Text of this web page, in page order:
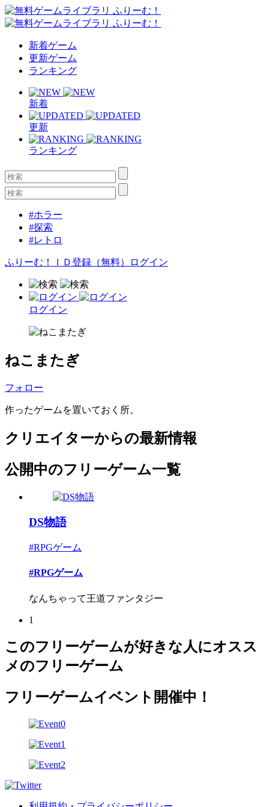
新着ゲーム
更新ゲーム
ランキング
新着
更新
ランキング
#ホラー
#探索
#レトロ
ふりーむ！ＩＤ登録（無料） ログイン
ログイン
ねこまたぎ
フォロー
作ったゲームを置いておく所。
クリエイターからの最新情報
公開中のフリーゲーム一覧
DS物語
#RPGゲーム
#RPGゲーム
なんちゃって王道ファンタジー
1
このフリーゲームが好きな人にオスス
メのフリーゲーム
フリーゲームイベント開催中！